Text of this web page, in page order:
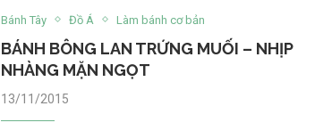
Bánh Tây Đồ Á Làm bánh cơ bản
BÁNH BÔNG LAN TRỨNG MUỐI – NHỊP
NHÀNG MẶN NGỌT
13/11/2015